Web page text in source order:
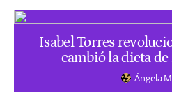
Isabel Torres
cambió la dieta
Ángela